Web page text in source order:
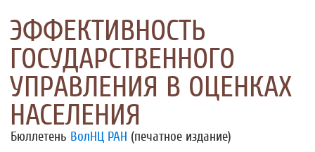
ЭФФЕКТИВНОСТЬ
ГОСУДАРСТВЕННОГО
УПРАВЛЕНИЯ В ОЦЕНКАХ
НАСЕЛЕНИЯ
Бюллетень ВолНЦ РАН (печатное издание)